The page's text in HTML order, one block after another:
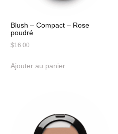
Blush – Compact – Rose
poudré
$16.00
Ajouter au panier